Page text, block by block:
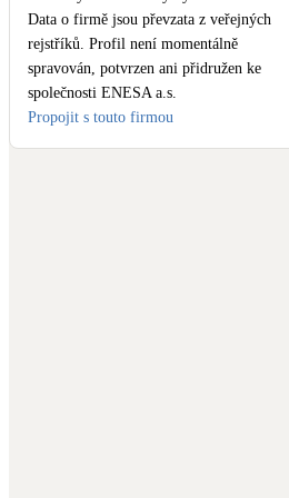
Data o firmě jsou převzata z veřejných
rejstříků. Profil není momentálně
spravován, potvrzen ani přidružen ke
společnosti ENESA a.s.
Propojit s touto firmou